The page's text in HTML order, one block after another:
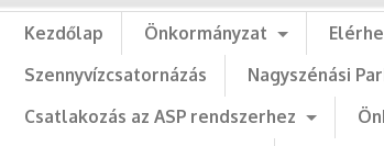
Kezdőlap Önkormányzat
Szennyvízcsatornázás
Nagyszénási
Csatlakozás az ASP rendszerhez